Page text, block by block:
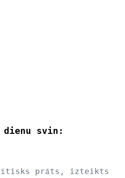
dienu svin:
prāts, izteikts